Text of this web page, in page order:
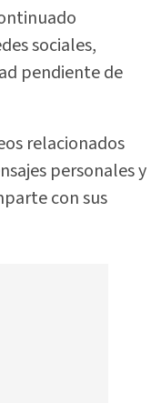
sociales,
pendiente de
relacionados
personales y
con sus